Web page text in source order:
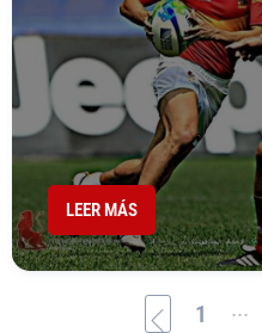
LEER MÁS
1 ...